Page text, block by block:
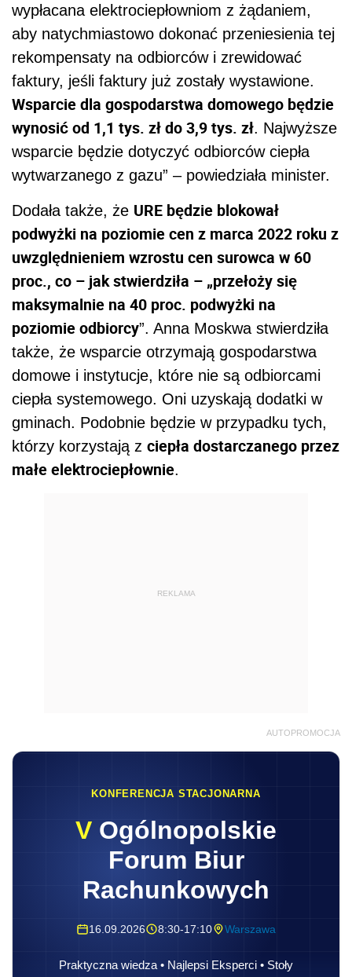
wypłacana elektrociepłowniom z żądaniem,
aby natychmiastowo dokonać przeniesienia tej
rekompensaty na odbiorców i zrewidować
faktury, jeśli faktury już zostały wystawione.
Wsparcie dla gospodarstwa domowego będzie
wynosić od 1,1 tys. zł do 3,9 tys. zł. Najwyższe
wsparcie będzie dotyczyć odbiorców ciepła
wytwarzanego z gazu” – powiedziała minister.
Dodała także, że URE będzie blokował
podwyżki na poziomie cen z marca 2022 roku z
uwzględnieniem wzrostu cen surowca w 60
proc., co – jak stwierdziła – „przełoży się
maksymalnie na 40 proc. podwyżki na
poziomie odbiorcy”. Anna Moskwa stwierdziła
także, że wsparcie otrzymają gospodarstwa
domowe i instytucje, które nie są odbiorcami
ciepła systemowego. Oni uzyskają dodatki w
gminach. Podobnie będzie w przypadku tych,
którzy korzystają z ciepła dostarczanego przez
małe elektrociepłownie.
REKLAMA
AUTOPROMOCJA
KONFERENCJA STACJONARNA
V Ogólnopolskie
Forum Biur
Rachunkowych
16.09.2026 8:30-17:10 Warszawa
Praktyczna wiedza • Najlepsi Eksperci • Stoły